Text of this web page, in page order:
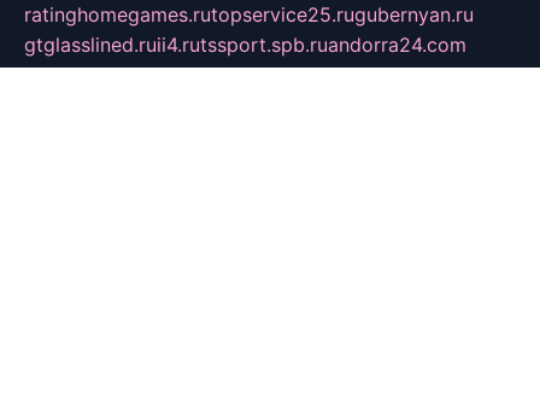
ratinghomegames.rutopservice25.rugubernyan.ru
gtglasslined.ruii4.rutssport.spb.ruandorra24.com
blackwallstreet.ruoboimos.ruoptim-doors.com.ru